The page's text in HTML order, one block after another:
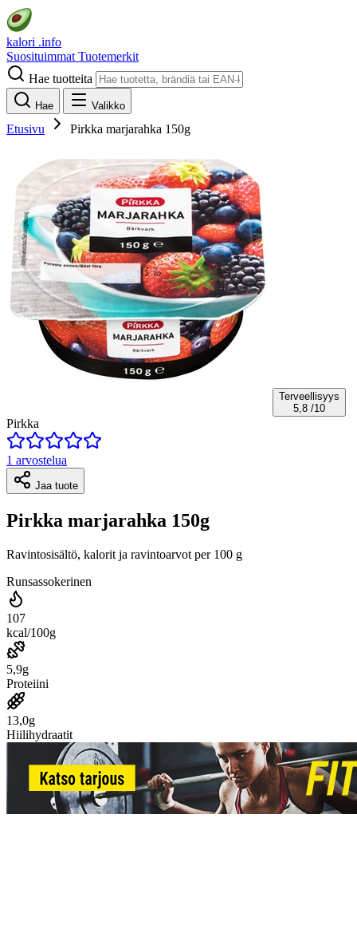
kalori .info
Suosituimmat Tuotemerkit
Hae tuotteita
Hae Valikko
Etusivu Pirkka marjarahka 150g
Terveellisyys
5,8 /10
Pirkka
1 arvostelua
Jaa tuote
Pirkka marjarahka 150g
Ravintosisältö, kalorit ja ravintoarvot per 100 g
Runsassokerinen
107
kcal/100g
5,9g
Proteiini
13,0g
Hiilihydraatit